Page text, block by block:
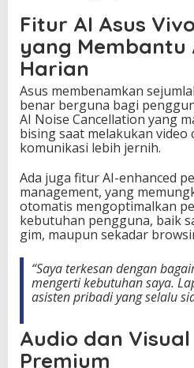
Fitur AI Asus
yang
Harian
Asus membenamkan
benar berguna bagi
AI Noise Cancellation yang
bising saat melakukan video
komunikasi lebih jernih.
Ada juga fitur AI-enhanced
management, yang
otomatis mengoptimalkan
kebutuhan pengguna, baik
gim, maupun sekadar
“Saya terkesan dengan
mengerti kebutuhan saya.
asisten pribadi yang selalu
Audio dan Visual
Premium